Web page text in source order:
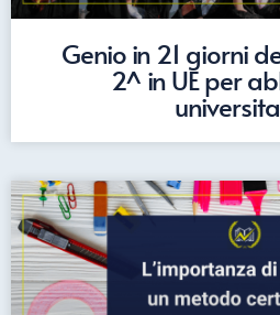
Genio in 21 giorni
2^ in UE per